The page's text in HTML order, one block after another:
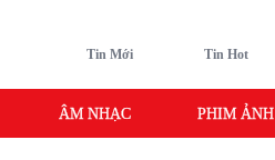
Tin Mới Tin Hot
ÂM NHẠC PHIM ẢNH